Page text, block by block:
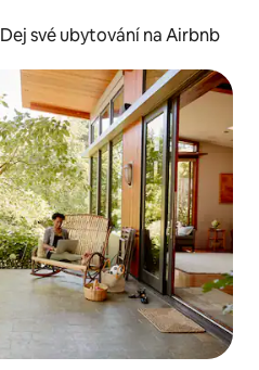
Dej své ubytování na Airbnb